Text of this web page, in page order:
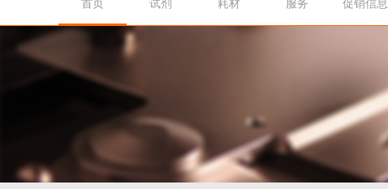
首页 试剂 耗材 服务 促销信息